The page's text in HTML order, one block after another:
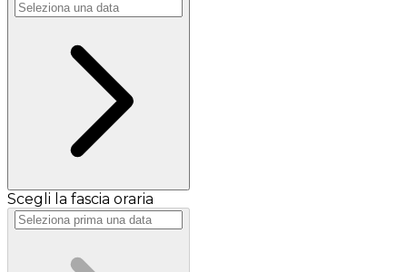
Scegli la fascia oraria